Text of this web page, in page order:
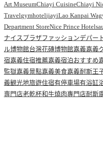
Art MuseumChiayi CuisineChiayi
TravelgymhoteljiayiLao Kanpai
Department StoreNice Prince Hotel
ナイスプラザファッションデパー
ル博物館台灣花磚博物館嘉義嘉義
宿嘉義住宿推薦嘉義宿泊おすすめ
監獄嘉義景點嘉義美食嘉義耐斯王
義観光地旅遊住宿有停車場有浴缸
専門店老乾杯和牛燒肉專門店耐斯